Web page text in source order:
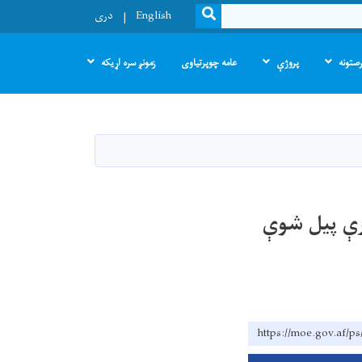
SEARCH
English دری
پروژې عامه چوپرتیاوی زمونږ سره اړیکه
پیل شوې
https://moe.gov.af/